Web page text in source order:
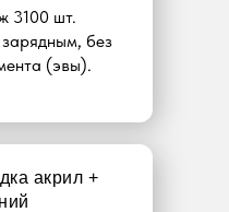
3100 шт.
без
(эвы).
акрил +